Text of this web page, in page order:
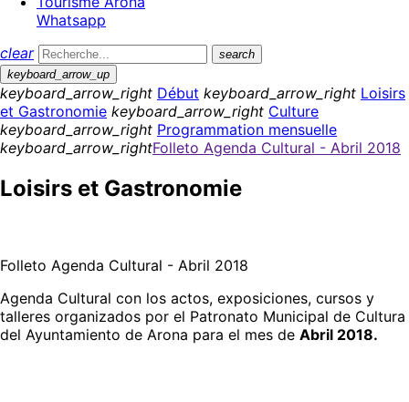
Whatsapp
clear
search
keyboard_arrow_up
keyboard_arrow_right Début keyboard_arrow_right Loisirs
et Gastronomie keyboard_arrow_right Culture
keyboard_arrow_right Programmation mensuelle
keyboard_arrow_rightFolleto Agenda Cultural - Abril 2018
Loisirs et Gastronomie
Folleto Agenda Cultural - Abril 2018
Agenda Cultural con los actos, exposiciones, cursos y
talleres organizados por el Patronato Municipal de Cultura
del Ayuntamiento de Arona para el mes de Abril 2018.